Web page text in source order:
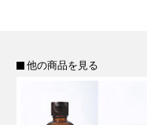
他の商品を見る